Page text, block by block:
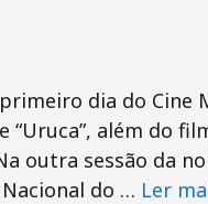
dia do Cine
além do
outra sessão da
do … Ler